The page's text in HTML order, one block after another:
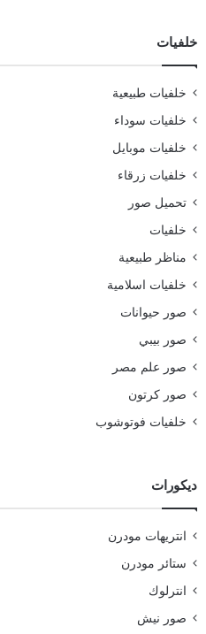
خلفيات
خلفيات طبيعية
خلفيات سوداء
خلفيات موبايل
خلفيات زرقاء
تحميل صور
خلفيات
مناظر طبيعية
خلفيات اسلامية
صور حيوانات
صور بيبي
صور علم مصر
صور كرتون
خلفيات فوتوشوب
ديكورات
انتريهات مودرن
ستائر مودرن
انترلوك
صور نيش